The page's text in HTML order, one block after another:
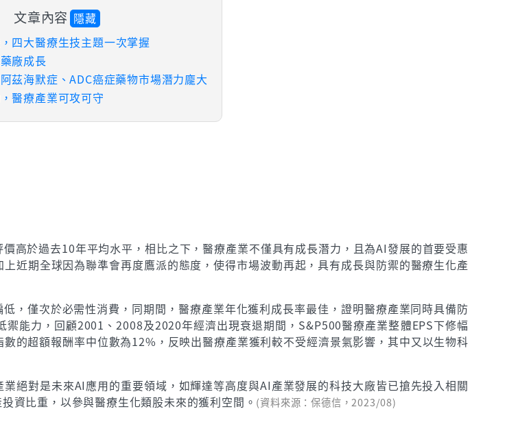
文章內容 隱藏
四大醫療生技主題一次掌握
廠成長
茲海默症、ADC癌症藥物市場潛力龐大
醫療產業可攻可守
高於過去10年平均水平，相比之下，醫療產業不僅具有成長潛力，且為AI發展的首要受惠
近期全球因為聯準會再度鷹派的態度，使得市場波動再起，具有成長與防禦的醫療生化產
，僅次於必需性消費，同期間，醫療產業年化獲利成長率最佳，證明醫療產業同時具備防
能力，回顧2001、2008及2020年經濟出現衰退期間，S&P500醫療產業整體EPS下修幅
的超額報酬率中位數為12%，反映出醫療產業獲利較不受經濟景氣影響，其中又以生物科
絕對是未來AI應用的重要領域，如輝達等高度與AI產業發展的科技大廠皆已搶先投入相關
資比重，以參與醫療生化類股未來的獲利空間。 (資料來源：保德信，2023/08)